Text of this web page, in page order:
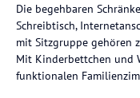
Die begehbaren
Schreibtisch,
mit Sitzgruppe gehören
Mit Kinderbettchen und
funktionalen